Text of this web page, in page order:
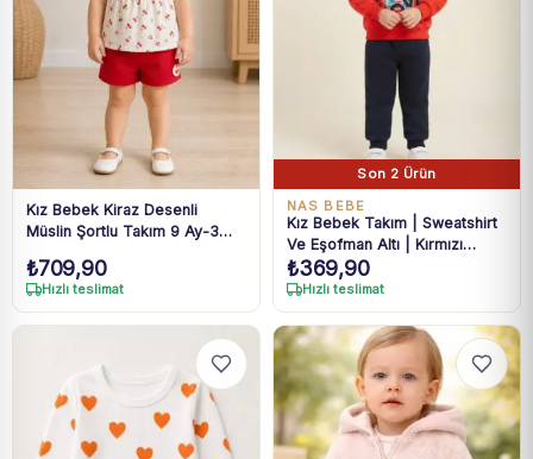
Kız Bebek Kiraz Desenli
Müslin Şortlu Takım 9 Ay-3
₺709,90
Hızlı teslimat
Son 2 Ürün
NAS BEBE
Kız Bebek Takım | Sweatshirt
Ve Eşofman Altı | Kırmızı
Lacivert
₺369,90
Hızlı teslimat